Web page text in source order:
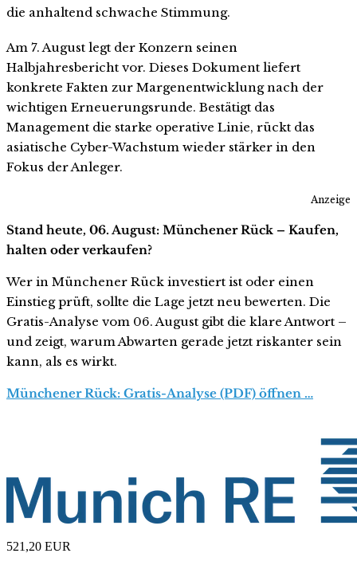
die anhaltend schwache Stimmung.
Am 7. August legt der Konzern seinen
Halbjahresbericht vor. Dieses Dokument liefert
konkrete Fakten zur Margenentwicklung nach der
wichtigen Erneuerungsrunde. Bestätigt das
Management die starke operative Linie, rückt das
asiatische Cyber-Wachstum wieder stärker in den
Fokus der Anleger.
Anzeige
Stand heute, 06. August: Münchener Rück – Kaufen,
halten oder verkaufen?
Wer in Münchener Rück investiert ist oder einen
Einstieg prüft, sollte die Lage jetzt neu bewerten. Die
Gratis-Analyse vom 06. August gibt die klare Antwort –
und zeigt, warum Abwarten gerade jetzt riskanter sein
kann, als es wirkt.
Münchener Rück: Gratis-Analyse (PDF) öffnen …
521,20 EUR